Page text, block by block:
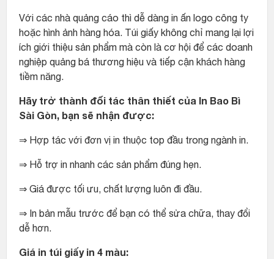
Với các nhà quảng cáo thì dễ dàng in ấn logo công ty
hoặc hình ảnh hàng hóa. Túi giấy không chỉ mang lại lợi
ích giới thiệu sản phẩm mà còn là cơ hội để các doanh
nghiệp quảng bá thương hiệu và tiếp cận khách hàng
tiềm năng.
Hãy trở thành đối tác thân thiết của In Bao Bì
Sài Gòn, bạn sẽ nhận được:
⇒ Hợp tác với đơn vị in thuộc top đầu trong ngành in.
⇒ Hỗ trợ in nhanh các sản phẩm đúng hẹn.
⇒ Giá được tối ưu, chất lượng luôn đi đầu.
⇒ In bản mẫu trước để bạn có thể sửa chữa, thay đổi
dễ hơn.
Giá in túi giấy in 4 màu: